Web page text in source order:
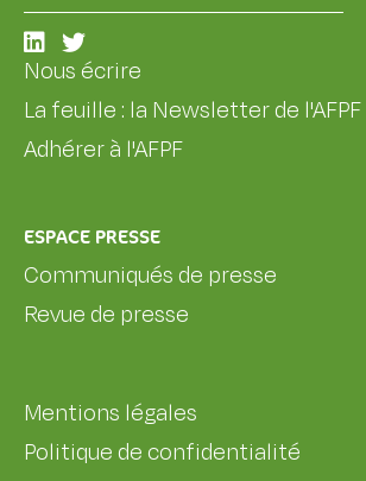
Nous écrire
La feuille : la Newsletter de l'AFPF
Adhérer à l'AFPF
ESPACE PRESSE
Communiqués de presse
Revue de presse
Mentions légales
Politique de confidentialité